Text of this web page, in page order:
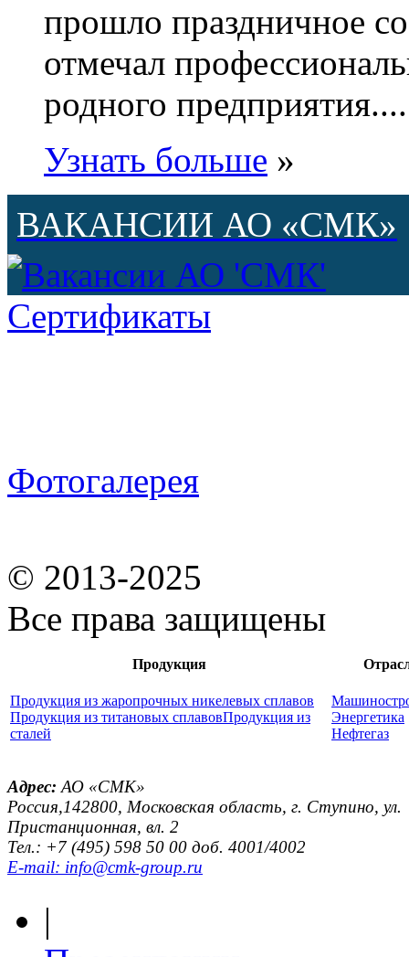
прошло праздничное
отмечал
родного предприятия....
Узнать больше »
ВАКАНСИИ АО «СМК»
Сертификаты
Фотогалерея
© 2013-2025
Все права защищены
Продукция
Продукция из жаропрочных никелевых сплавов
Продукция из титановых сплавовПродукция из
сталей
Энергетика
Нефтегаз
Адрес: АО «СМК»
Россия,142800, Московская область, г. Ступино, ул.
Пристанционная, вл. 2
Тел.: +7 (495) 598 50 00 доб. 4001/4002
E-mail: info@cmk-group.ru
|